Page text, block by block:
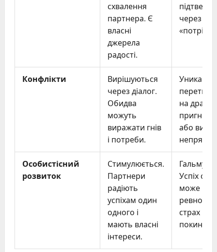
схвалення
партнера. Є
власні
джерела
радості.
через
Конфлікти
Вирішуються
через діалог.
Обидва
можуть
виражати гнів
і потреби.
на драми.
або
непрямо.
Особистісний
розвиток
Стимулюється.
Партнери
радіють
успіхам один
одного і
мають власні
інтереси.
Успіх
може
ревнощі
страх